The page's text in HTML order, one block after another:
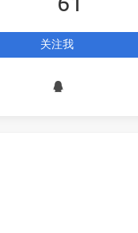
关注我